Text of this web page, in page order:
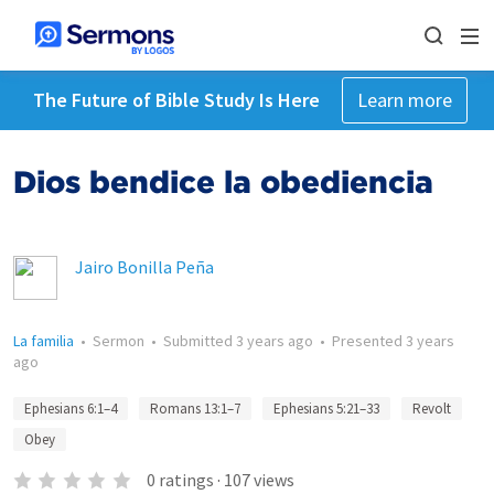
The Future of Bible Study Is Here Learn more
Dios bendice la obediencia
Jairo Bonilla Peña
La familia • Sermon • Submitted 3 years ago • Presented 3 years
ago
Ephesians 6:1–4 Romans 13:1–7 Ephesians 5:21–33
Revolt
Obey
0 ratings · 107views